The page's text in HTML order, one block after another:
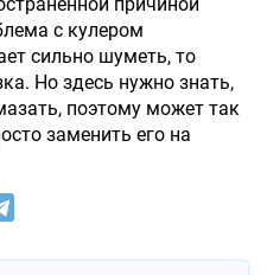
с кулером
сильно шуметь, то
Но здесь нужно знать,
поэтому может так
заменить его на